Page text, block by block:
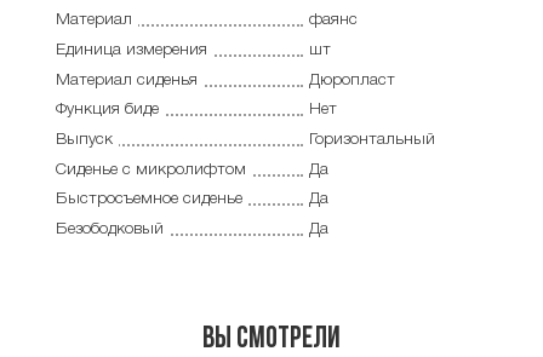
Материал
фаянс
Единица измерения
шт
Материал сиденья
Дюропласт
Функция биде
Нет
Выпуск
Горизонтальный
Сиденье с микролифтом
Да
Быстросъемное сиденье
Да
Безободковый
Да
Вы смотрели